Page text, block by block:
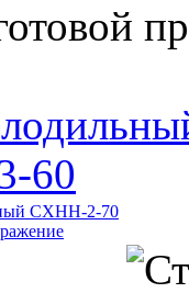
60